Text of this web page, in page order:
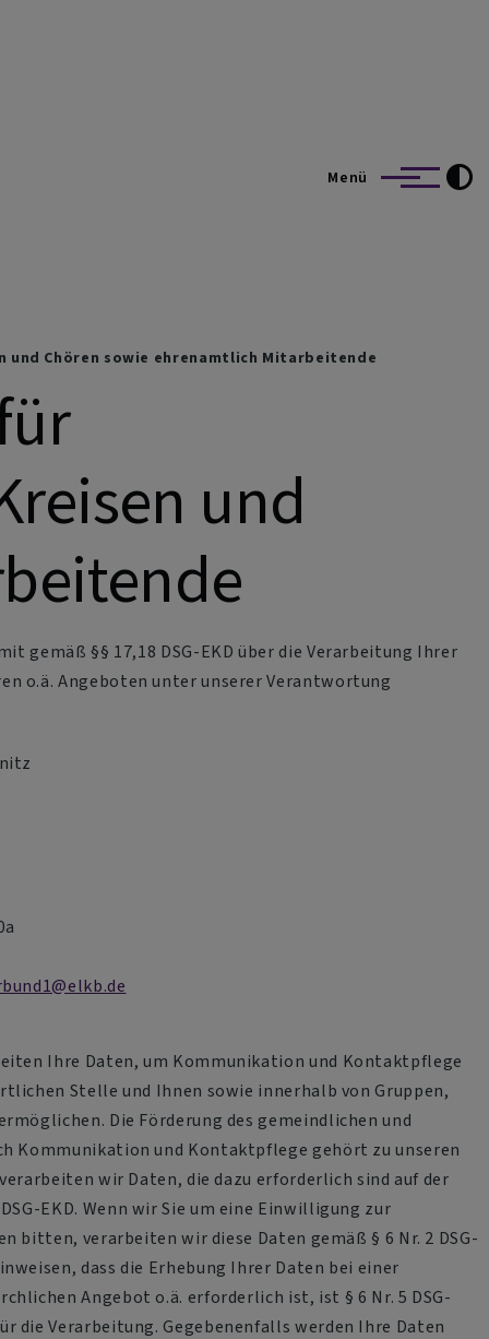
Menü
Chören sowie ehrenamtlich Mitarbeitende
und
gemäß §§ 17,18 DSG-EKD über die Verarbeitung Ihrer
o.ä. Angeboten unter unserer Verantwortung
Ihre Daten, um Kommunikation und Kontaktpflege
Stelle und Ihnen sowie innerhalb von Gruppen,
Die Förderung des gemeindlichen und
Kommunikation und Kontaktpflege gehört zu unseren
wir Daten, die dazu erforderlich sind auf der
EKD. Wenn wir Sie um eine Einwilligung zur
bitten, verarbeiten wir diese Daten gemäß § 6 Nr. 2 DSG-
dass die Erhebung Ihrer Daten bei einer
Angebot o.ä. erforderlich ist, ist § 6 Nr. 5 DSG-
die Verarbeitung. Gegebenenfalls werden Ihre Daten